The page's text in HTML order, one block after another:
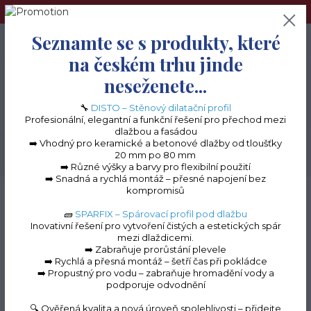
➢Terče pod dlažbu naleznete na e-shopu www.terceshop.cz!➢
+420 605 740 744
0
0 Kč
Balkonové lišty do lepidla Balkonový profil BP 40
Balkonový profil
BP 40
Seznamte se s produkty, které
na českém trhu jinde
neseženete...
🔧 DISTO – Stěnový dilatační profil
Profesionální, elegantní a funkční řešení pro přechod mezi
dlažbou a fasádou
➡️ Vhodný pro keramické a betonové dlažby od tloušťky
20 mm po 80 mm
➡️ Různé výšky a barvy pro flexibilní použití
➡️ Snadná a rychlá montáž – přesné napojení bez
kompromisů
🧱 SPARFIX – Spárovací profil pod dlažbu
Inovativní řešení pro vytvoření čistých a estetických spár
mezi dlaždicemi.
➡️ Zabraňuje prorůstání plevele
➡️ Rychlá a přesná montáž – šetří čas při pokládce
➡️ Propustný pro vodu – zabraňuje hromadění vody a
podporuje odvodnění
🔍 Ověřená kvalita a nová úroveň spolehlivosti – přidejte